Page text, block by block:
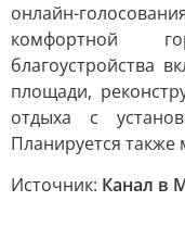
онлайн-
комфортной
благоустройства
площади,
отдыха с
Планируется
Источник: Канал в